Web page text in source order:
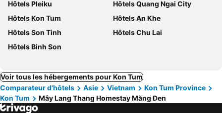
Hôtels Pleiku
Hôtels Quang Ngai City
Hôtels Kon Tum
Hôtels An Khe
Hôtels Son Tinh
Hôtels Chu Lai
Hôtels Binh Son
Voir tous les hébergements pour Kon Tum
Comparateur d'hôtels
Asie Vietnam
Kon Tum Province
Kon Tum
Mây Lang Thang Homestay Măng Đen